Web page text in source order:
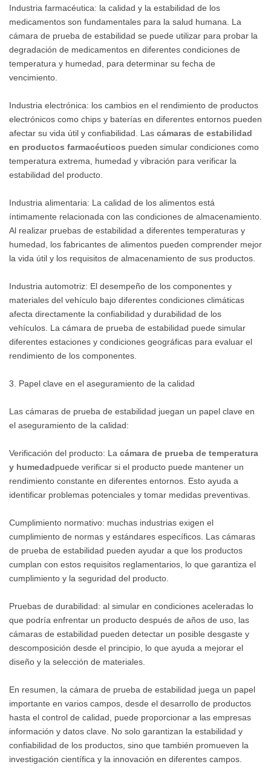
Industria farmacéutica: la calidad y la estabilidad de los
medicamentos son fundamentales para la salud humana. La
cámara de prueba de estabilidad se puede utilizar para probar la
degradación de medicamentos en diferentes condiciones de
temperatura y humedad, para determinar su fecha de
vencimiento.
Industria electrónica: los cambios en el rendimiento de productos
electrónicos como chips y baterías en diferentes entornos pueden
afectar su vida útil y confiabilidad. Las cámaras de estabilidad
en productos farmacéuticos pueden simular condiciones como
temperatura extrema, humedad y vibración para verificar la
estabilidad del producto.
Industria alimentaria: La calidad de los alimentos está
íntimamente relacionada con las condiciones de almacenamiento.
Al realizar pruebas de estabilidad a diferentes temperaturas y
humedad, los fabricantes de alimentos pueden comprender mejor
la vida útil y los requisitos de almacenamiento de sus productos.
Industria automotriz: El desempeño de los componentes y
materiales del vehículo bajo diferentes condiciones climáticas
afecta directamente la confiabilidad y durabilidad de los
vehículos. La cámara de prueba de estabilidad puede simular
diferentes estaciones y condiciones geográficas para evaluar el
rendimiento de los componentes.
3. Papel clave en el aseguramiento de la calidad
Las cámaras de prueba de estabilidad juegan un papel clave en
el aseguramiento de la calidad:
Verificación del producto: La cámara de prueba de temperatura
y humedadpuede verificar si el producto puede mantener un
rendimiento constante en diferentes entornos. Esto ayuda a
identificar problemas potenciales y tomar medidas preventivas.
Cumplimiento normativo: muchas industrias exigen el
cumplimiento de normas y estándares específicos. Las cámaras
de prueba de estabilidad pueden ayudar a que los productos
cumplan con estos requisitos reglamentarios, lo que garantiza el
cumplimiento y la seguridad del producto.
Pruebas de durabilidad: al simular en condiciones aceleradas lo
que podría enfrentar un producto después de años de uso, las
cámaras de estabilidad pueden detectar un posible desgaste y
descomposición desde el principio, lo que ayuda a mejorar el
diseño y la selección de materiales.
En resumen, la cámara de prueba de estabilidad juega un papel
importante en varios campos, desde el desarrollo de productos
hasta el control de calidad, puede proporcionar a las empresas
información y datos clave. No solo garantizan la estabilidad y
confiabilidad de los productos, sino que también promueven la
investigación científica y la innovación en diferentes campos.